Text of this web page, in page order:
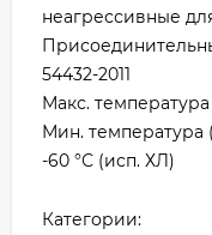
неагрессивные
54432-2011
Макс. температура
Мин. температура
-60 °С (исп. ХЛ)
Категории: